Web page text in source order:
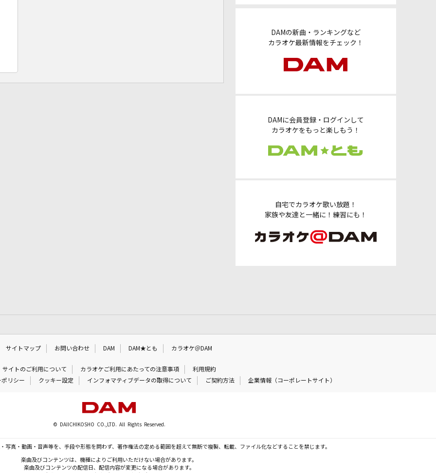
DAMの新曲・ランキングなど
カラオケ最新情報をチェック！
DAMに会員登録・ログインして
カラオケをもっと楽しもう！
自宅でカラオケ歌い放題！
家族や友達と一緒に！練習にも！
サイトマップ お問い合わせ DAM DAM★とも カラオケ＠DAM
サイトのご利用について カラオケご利用にあたっての注意事項
利用規約
リシー
クッキー設定 インフォマティブデータの取得について ご契約方法 企業情報（コーポレートサイト）
© DAIICHIKOSHO CO.,LTD. All Rights Reserved.
写真・動画・音声等を、手段や形態を問わず、著作権法の定める範囲を超えて無断で複製、転載、ファイル化などすることを禁じます。
楽曲及びコンテンツは、機種によりご利用いただけない場合があります。
楽曲及びコンテンツの配信日、配信内容が変更になる場合があります。